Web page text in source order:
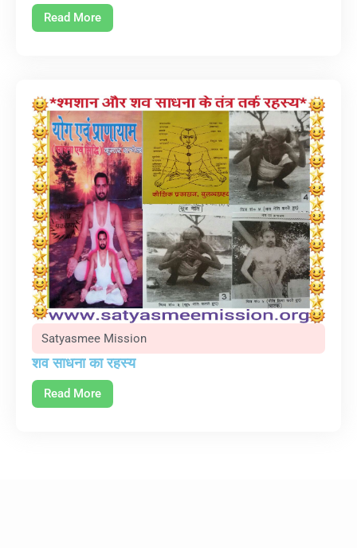
Read More
Satyasmee Mission
शव साधना का रहस्य
Read More